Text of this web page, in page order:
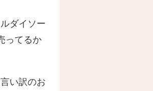
ダイソー
ってるか
い訳のお